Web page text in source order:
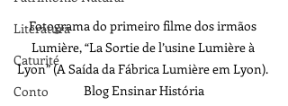
Literatura
Caturité
Conto
Fotograma do primeiro filme dos irmãos
Lumière, “La Sortie de l’usine Lumière à
Lyon” (A Saída da Fábrica Lumière em Lyon).
Blog Ensinar História